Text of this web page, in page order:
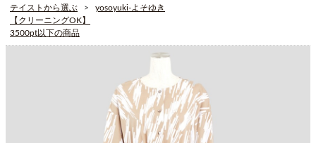
テイストから選ぶ
yosoyuki-よそゆき
【クリーニングOK】
3500pt以下の商品